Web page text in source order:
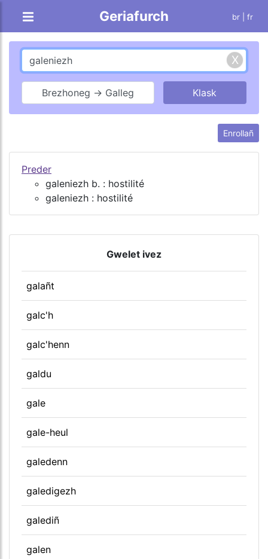
Geriafurch br | fr
Brezhoneg → Galleg
Enrollañ
Preder
galeniezh b. : hostilité
galeniezh : hostilité
Gwelet ivez
galañt
galc'h
galc'henn
galdu
gale
gale-heul
galedenn
galedigezh
galediñ
galen